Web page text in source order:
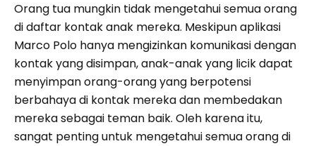
Orang tua mungkin tidak mengetahui semua orang
di daftar kontak anak mereka. Meskipun aplikasi
Marco Polo hanya mengizinkan komunikasi dengan
kontak yang disimpan, anak-anak yang licik dapat
menyimpan orang-orang yang berpotensi
berbahaya di kontak mereka dan membedakan
mereka sebagai teman baik. Oleh karena itu,
sangat penting untuk mengetahui semua orang di